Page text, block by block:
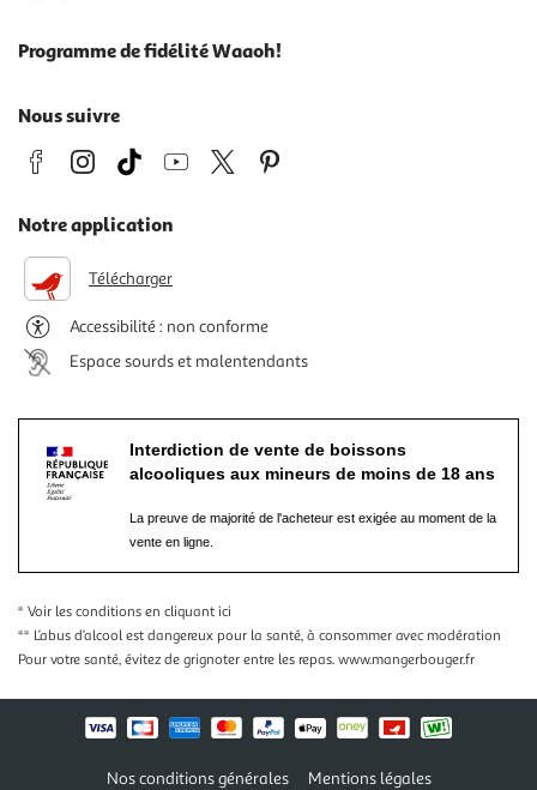
Programme de fidélité Waaoh!
Nous suivre
Notre application
Télécharger
Accessibilité : non conforme
Espace sourds et malentendants
Interdiction de vente de boissons
alcooliques aux mineurs de moins de 18 ans
La preuve de majorité de l'acheteur est exigée au moment de la
vente en ligne.
* Voir les conditions en cliquant ici
** L’abus d’alcool est dangereux pour la santé, à consommer avec modération
Pour votre santé, évitez de grignoter entre les repas. www.mangerbouger.fr
Nos conditions générales Mentions légales